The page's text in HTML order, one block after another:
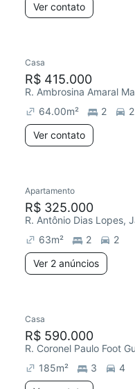
Ver contato
Casa
R$ 415.000
64.00m² 2
2
Ver contato
Apartamento
R$ 325.000
R. Antônio Dias Lopes,
63m² 2
2
Ver 2 anúncios
Casa
R$ 590.000
185m² 3
4